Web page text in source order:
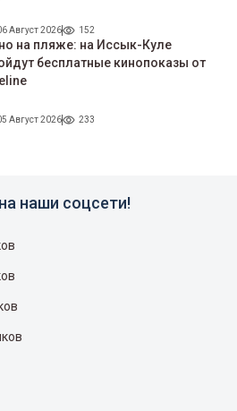
Август 2026 152
на пляже: на Иссык-Куле
беcплатные кинопоказы от
Август 2026 233
наши соцсети!